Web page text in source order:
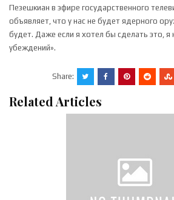
Пезешкиан в эфире государственного
объявляет, что у нас не будет ядерного
будет. Даже если я хотел бы сделать это, я
убеждений».
Share:
Related Articles